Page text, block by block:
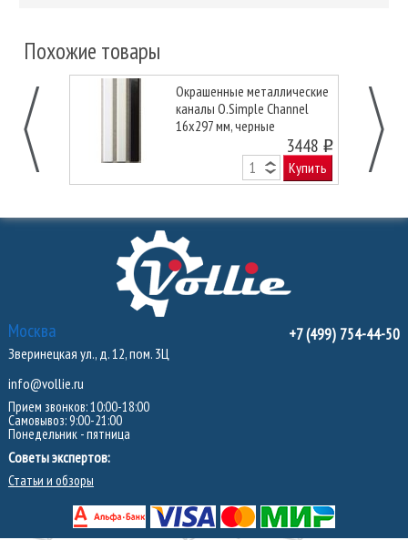
Похожие товары
Окрашенные металлические
каналы O.Simple Channel
16х297 мм, черные
3448 o
Купить
Москва
Зверинецкая ул., д. 12, пом. 3Ц
info@vollie.ru
Прием звонков: 10:00-18:00
Самовывоз: 9:00-21:00
Понедельник - пятница
Советы экспертов:
Статьи и обзоры
+7 (499) 754-44-50